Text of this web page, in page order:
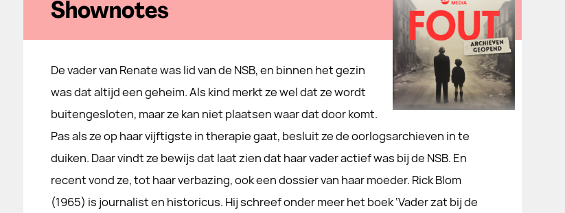
Shownotes
De vader van Renate was lid van de NSB, en binnen het gezin
was dat altijd een geheim. Als kind merkt ze wel dat ze wordt
buitengesloten, maar ze kan niet plaatsen waar dat door komt.
Pas als ze op haar vijftigste in therapie gaat, besluit ze de oorlogsarchieven in te
duiken. Daar vindt ze bewijs dat laat zien dat haar vader actief was bij de NSB. En
recent vond ze, tot haar verbazing, ook een dossier van haar moeder. Rick Blom
(1965) is journalist en historicus. Hij schreef onder meer het boek ‘Vader zat bij de